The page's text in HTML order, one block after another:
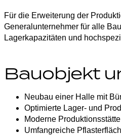
Für die Erweiterung der
Generalunternehmer für alle
Lagerkapazitäten und
Bauobjekt
Neubau einer Halle mit
Optimierte Lager- und
Moderne
Umfangreiche